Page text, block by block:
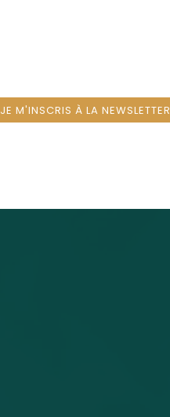
JE M'INSCRIS À LA NEWSLETTER